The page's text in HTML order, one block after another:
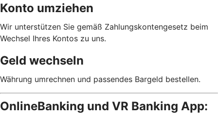
Konto umziehen
Wir unterstützen Sie gemäß Zahlungskontengesetz beim
Wechsel Ihres Kontos zu uns.
Geld wechseln
Währung umrechnen und passendes Bargeld bestellen.
OnlineBanking und VR Banking App: